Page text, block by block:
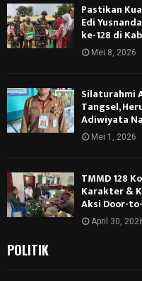
Pastikan
Edi
ke-128 di
Mei 8, 2026
Silaturahmi
Tangsel,
Adiwiyata
Mei 1, 2026
TMMD 128
Karakter &
Aksi Door-
April 30,
POLITIK